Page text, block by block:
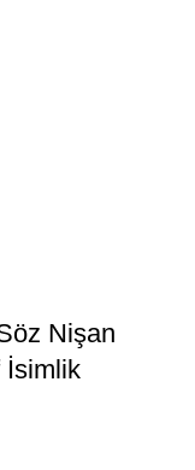
Nişan
İsimlik